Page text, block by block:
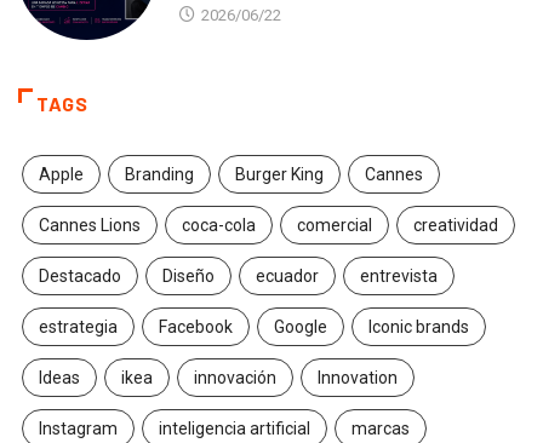
2026/06/22
TAGS
Apple Branding Burger King Cannes
Cannes Lions coca-cola comercial creatividad
Destacado Diseño ecuador entrevista
estrategia Facebook Google Iconic brands
Ideas ikea innovación Innovation
Instagram inteligencia artificial marcas